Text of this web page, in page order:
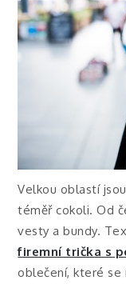
Velkou oblastí
téměř cokoli. Od
vesty a bundy.
firemní trička s
oblečení, které se